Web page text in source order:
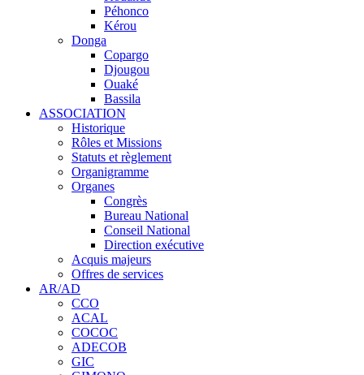
Péhonco
Kérou
Donga
Copargo
Djougou
Ouaké
Bassila
ASSOCIATION
Historique
Rôles et Missions
Statuts et règlement
Organigramme
Organes
Congrès
Bureau National
Conseil National
Direction exécutive
Acquis majeurs
Offres de services
AR/AD
CCO
ACAL
COCOC
ADECOB
GIC